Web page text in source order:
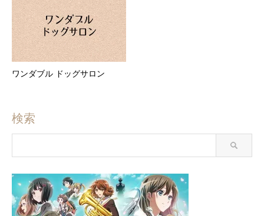
ワンダブル ドッグサロン
検索